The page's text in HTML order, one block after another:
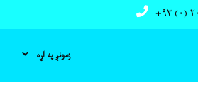
۵۰۰ ۳۲۶
زمونږ په اړه